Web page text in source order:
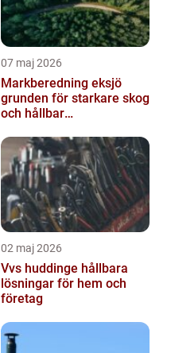
07 maj 2026
Markberedning eksjö
grunden för starkare skog
och hållbar
02 maj 2026
Vvs huddinge hållbara
lösningar för hem och
företag